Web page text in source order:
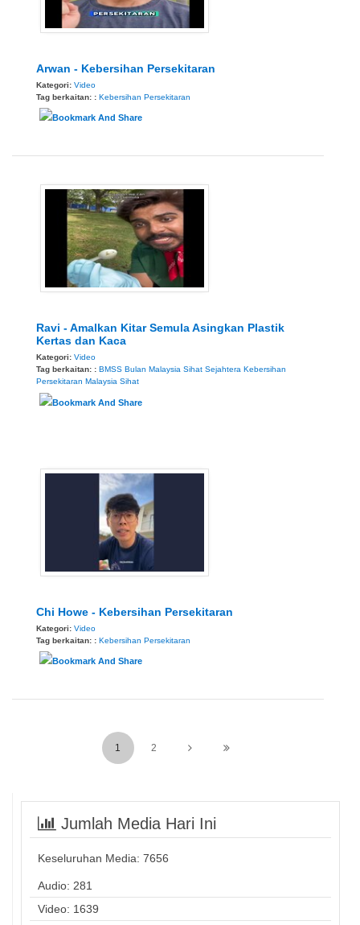
Arwan - Kebersihan Persekitaran
Kategori: Video
Tag berkaitan: : Kebersihan Persekitaran
Ravi - Amalkan Kitar Semula Asingkan Plastik
Kertas dan Kaca
Kategori: Video
Tag berkaitan: : BMSS Bulan Malaysia Sihat Sejahtera Kebersihan
Persekitaran Malaysia Sihat
Chi Howe - Kebersihan Persekitaran
Kategori: Video
Tag berkaitan: : Kebersihan Persekitaran
1 2
Jumlah Media Hari Ini
Keseluruhan Media: 7656
Audio: 281
Video: 1639